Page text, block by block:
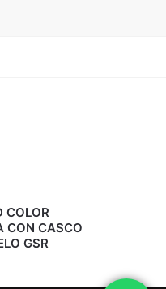
COLOR
CON CASCO
GSR